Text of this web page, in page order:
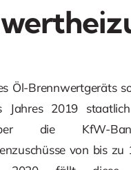
Öl-Brennwertgeräts
Jahres 2019
die KfW-
von bis zu